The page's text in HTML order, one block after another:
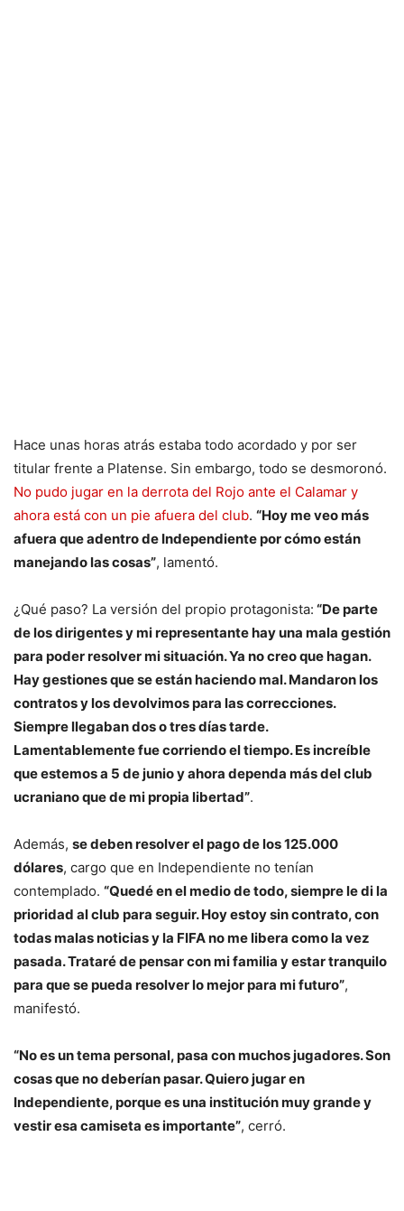
Hace unas horas atrás estaba todo acordado y por ser
titular frente a Platense. Sin embargo, todo se desmoronó.
No pudo jugar en la derrota del Rojo ante el Calamar y
ahora está con un pie afuera del club. “Hoy me veo más
afuera que adentro de Independiente por cómo están
manejando las cosas”, lamentó.
¿Qué paso? La versión del propio protagonista: “De parte
de los dirigentes y mi representante hay una mala gestión
para poder resolver mi situación. Ya no creo que hagan.
Hay gestiones que se están haciendo mal. Mandaron los
contratos y los devolvimos para las correcciones.
Siempre llegaban dos o tres días tarde.
Lamentablemente fue corriendo el tiempo. Es increíble
que estemos a 5 de junio y ahora dependa más del club
ucraniano que de mi propia libertad”.
Además, se deben resolver el pago de los 125.000
dólares, cargo que en Independiente no tenían
contemplado. “Quedé en el medio de todo, siempre le di la
prioridad al club para seguir. Hoy estoy sin contrato, con
todas malas noticias y la FIFA no me libera como la vez
pasada. Trataré de pensar con mi familia y estar tranquilo
para que se pueda resolver lo mejor para mi futuro”,
manifestó.
“No es un tema personal, pasa con muchos jugadores. Son
cosas que no deberían pasar. Quiero jugar en
Independiente, porque es una institución muy grande y
vestir esa camiseta es importante”, cerró.